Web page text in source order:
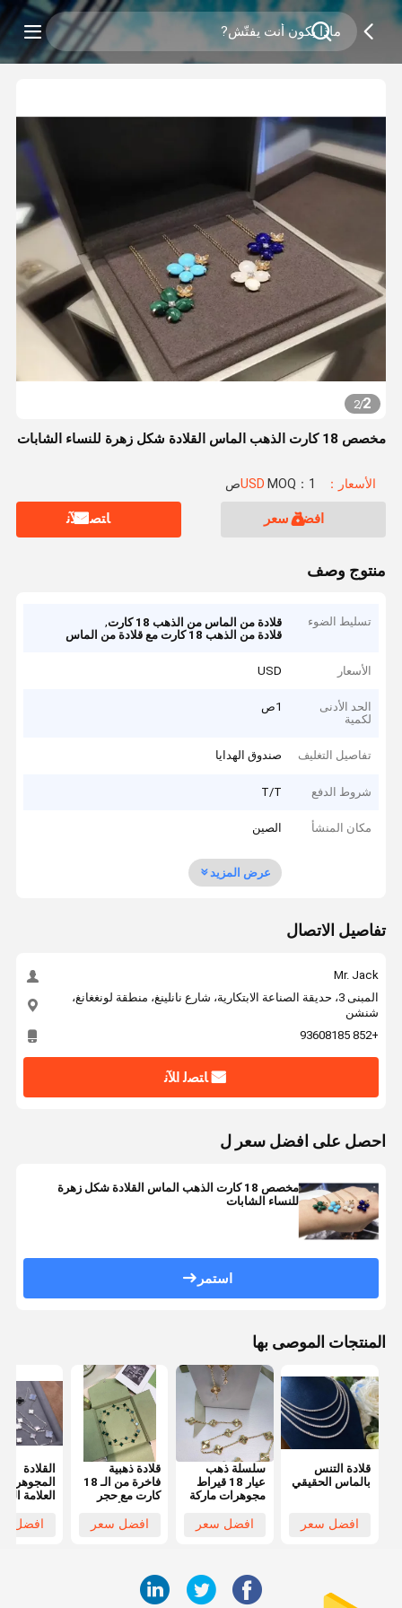
2
/
2
مخصص 18 كارت الذهب الماس القلادة شكل زهرة للنساء الشابات
الأسعار：USD MOQ：1ص
افضل سعر ﺎﺘﺼﻟ ﺍﻶﻧ
منتوج وصف
تسليط الضوء قلادة من الماس من الذهب 18 كارت
,
قلادة من الذهب 18 كارت مع قلادة من الماس
الأسعار USD
الحد الأدنى
لكمية
1ص
تفاصيل التغليف صندوق الهدايا
شروط الدفع T/T
مكان المنشأ الصين
عرض المزيد
تفاصيل الاتصال
Mr. Jack
المبنى 3، حديقة الصناعة الابتكارية، شارع نانلينغ، منطقة لونغغانغ،
شنشن
+852 93608185
ﺎﺘﺼﻟ ﺍﻶﻧ
احصل على افضل سعر ل
مخصص 18 كارت الذهب الماس القلادة شكل زهرة
للنساء الشابات
استمر
المنتجات الموصى بها
قلادة التنس
بالماس الحقيقي
افضل سعر
سلسلة ذهب
عيار 18 قيراط
مجوهرات ماركة
عتيقة، 10
تصميمات للنساء
افضل سعر
قلادة ذهبية
فاخرة من الـ 18
كارت مع حجر
افضل سعر
القلادة
المجوهرات
العلامة
افضل